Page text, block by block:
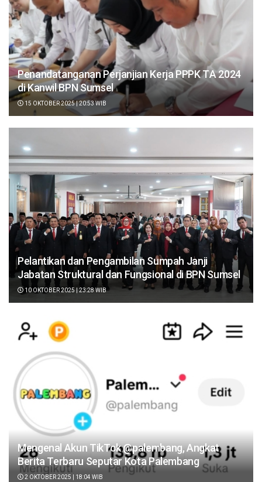
Penandatanganan Perjanjian Kerja PPPK TΑ 2024
di Kanwil BPN Sumsel
15 OKTOBER 2025 | 20:53 WIB
Pelantikan dan Pengambilan Sumpah Janji
Jabatan Struktural dan Fungsional di BPN Sumsel
10 OKTOBER 2025 | 23:28 WIB
Mengenal Akun TikTok @palembang, Angkat
Berita Terbaru Seputar Kota Palembang
2 OKTOBER 2025 | 18:04 WIB